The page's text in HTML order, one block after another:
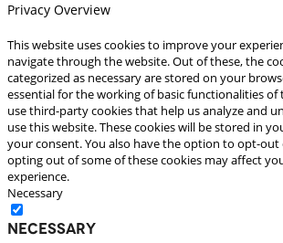
Privacy Overview
This website uses cookies to improve your
navigate through the website. Out of these, the
categorized as necessary are stored on your
essential for the working of basic functionalities of
use third-party cookies that help us analyze and
use this website. These cookies will be stored in
your consent. You also have the option to opt-out
opting out of some of these cookies may affect
experience.
Necessary
Necessary